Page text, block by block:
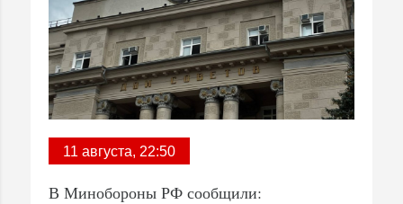
11 августа, 22:50
В Минобороны РФ сообщили: